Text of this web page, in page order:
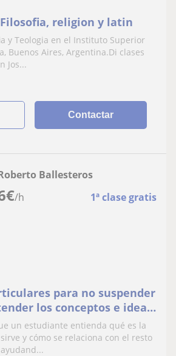
Filosofia, religion y latin
y Teologia en el Instituto Superior
Buenos Aires, Argentina.Di clases
Jos...
Contactar
€/h 1ª clase gratis
Ballesteros
para no suspender
los conceptos e ideas
Materia
un estudiante entienda qué es la
y cómo se relaciona con el resto